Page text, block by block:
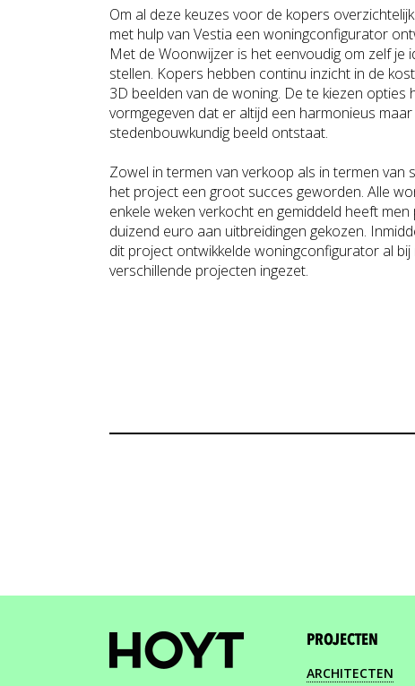
Om al deze keuzes voor de kopers
met hulp van Vestia een woningconfigurator
Met de Woonwijzer is het eenvoudig om zelf je
stellen. Kopers hebben continu inzicht in de
3D beelden van de woning. De te kiezen opties
vormgegeven dat er altijd een harmonieus
stedenbouwkundig beeld ontstaat.
Zowel in termen van verkoop als in termen van
het project een groot succes geworden. Alle
enkele weken verkocht en gemiddeld heeft
duizend euro aan uitbreidingen gekozen.
dit project ontwikkelde woningconfigurator al
verschillende projecten ingezet.
PROJECTEN
ARCHITECTEN